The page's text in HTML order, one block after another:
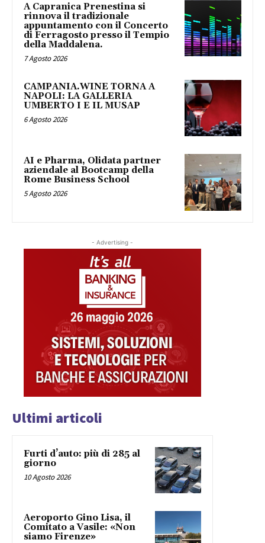
A Capranica Prenestina si
rinnova il tradizionale
appuntamento con il Concerto
di Ferragosto presso il Tempio
della Maddalena.
7 Agosto 2026
CAMPANIA.WINE TORNA A
NAPOLI: LA GALLERIA
UMBERTO I E IL MUSAP
6 Agosto 2026
AI e Pharma, Olidata partner
aziendale al Bootcamp della
Rome Business School
5 Agosto 2026
- Advertising -
Ultimi articoli
Furti d’auto: più di 285 al
giorno
10 Agosto 2026
Aeroporto Gino Lisa, il
Comitato a Vasile: «Non
siamo Firenze»